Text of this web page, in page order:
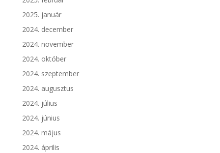
2025. január
2024. december
2024. november
2024. október
2024. szeptember
2024. augusztus
2024. július
2024. június
2024. május
2024. április